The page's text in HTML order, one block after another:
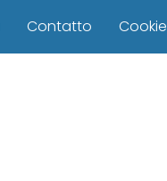
Contatto Cookie